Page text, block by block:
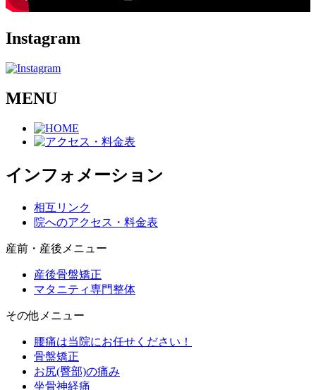
Instagram
MENU
インフォメーション
相互リンク
院へのアクセス・料金表
産前・産後メニュー
産後骨盤矯正
マタニティ専門整体
その他メニュー
腰痛は当院にお任せください！
骨盤矯正
お尻(臀部)の痛み
坐骨神経痛